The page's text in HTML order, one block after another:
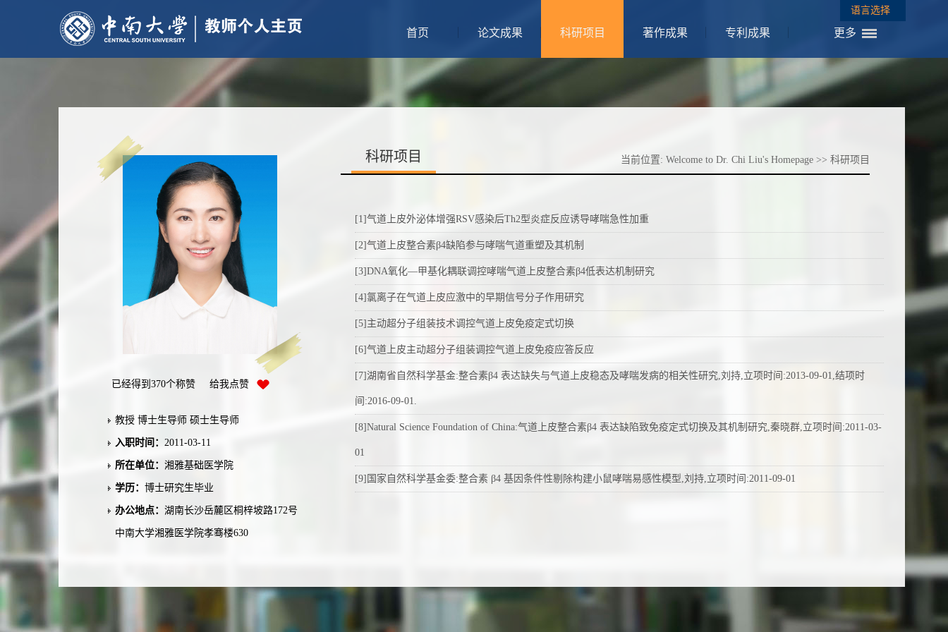
语言选择
首页 论文成果 科研项目 著作成果 专利成果 更多
已经得到 370个称赞 给我点赞
教授 博士生导师 硕士生导师
入职时间： 2011-03-11
所在单位： 湘雅基础医学院
学历： 博士研究生毕业
办公地点： 湖南长沙岳麓区桐梓坡路172号
中南大学湘雅医学院孝骞楼630
博士学位
科研项目 当前位置: Welcome to Dr. Chi Liu's Homepage >> 科研项目
[1]气道上皮外泌体增强RSV感染后Th2型炎症反应诱导哮喘急性加重
[2]气道上皮整合素β4缺陷参与哮喘气道重塑及其机制
[3]DNA氧化—甲基化耦联调控哮喘气道上皮整合素β4低表达机制研究
[4]氯离子在气道上皮应激中的早期信号分子作用研究
[5]主动超分子组装技术调控气道上皮免疫定式切换
[6]气道上皮主动超分子组装调控气道上皮免疫应答反应
[7]湖南省自然科学基金:整合素β4 表达缺失与气道上皮稳态及哮喘发病的相关性研究,刘持,立项时间:2013-09-01,结项时
间:2016-09-01.
[8]Natural Science Foundation of China:气道上皮整合素β4 表达缺陷致免疫定式切换及其机制研究,秦晓群,立项时间:2011-03-
01
[9]国家自然科学基金委:整合素 β4 基因条件性剔除构建小鼠哮喘易感性模型,刘持,立项时间:2011-09-01
[14]国家自然科学基金委:BRAP蛋白对支气管上皮细胞触发的免疫失平衡的“刹车”作用及机制,瞿湘萍,立项时间:2015-09-01